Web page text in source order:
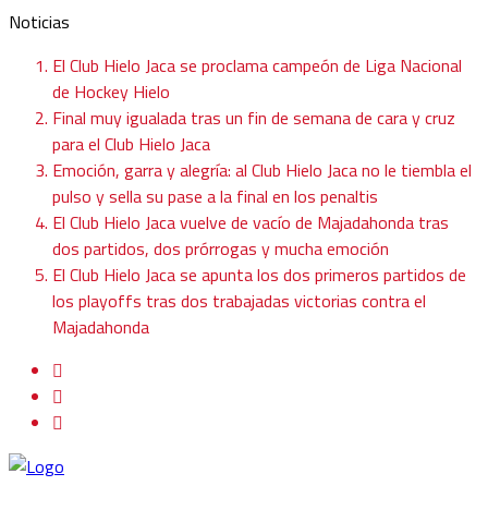
Noticias
El Club Hielo Jaca se proclama campeón de Liga Nacional
de Hockey Hielo
Final muy igualada tras un fin de semana de cara y cruz
para el Club Hielo Jaca
Emoción, garra y alegría: al Club Hielo Jaca no le tiembla el
pulso y sella su pase a la final en los penaltis
El Club Hielo Jaca vuelve de vacío de Majadahonda tras
dos partidos, dos prórrogas y mucha emoción
El Club Hielo Jaca se apunta los dos primeros partidos de
los playoffs tras dos trabajadas victorias contra el
Majadahonda